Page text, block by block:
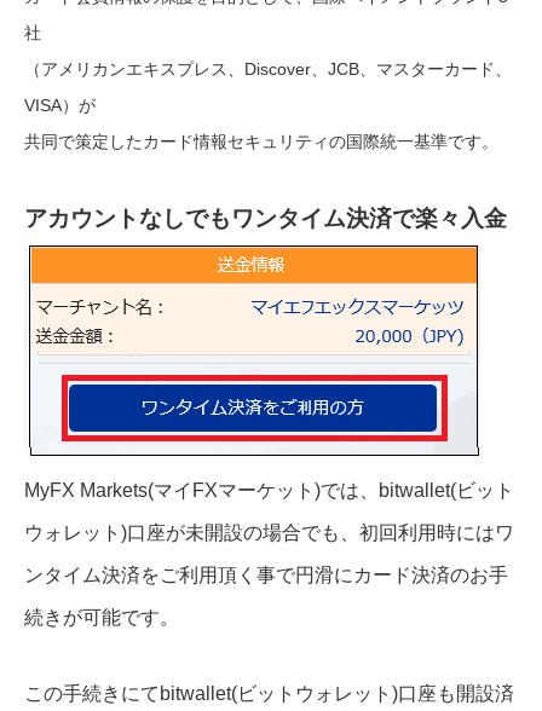
社
（アメリカンエキスプレス、Discover、JCB、マスターカード、
VISA）が
共同で策定したカード情報セキュリティの国際統一基準です。
アカウントなしでもワンタイム決済で楽々入金
MyFX Markets(マイFXマーケット)では、bitwallet(ビット
ウォレット)口座が未開設の場合でも、初回利用時にはワ
ンタイム決済をご利用頂く事で円滑にカード決済のお手
続きが可能です。
この手続きにてbitwallet(ビットウォレット)口座も開設済